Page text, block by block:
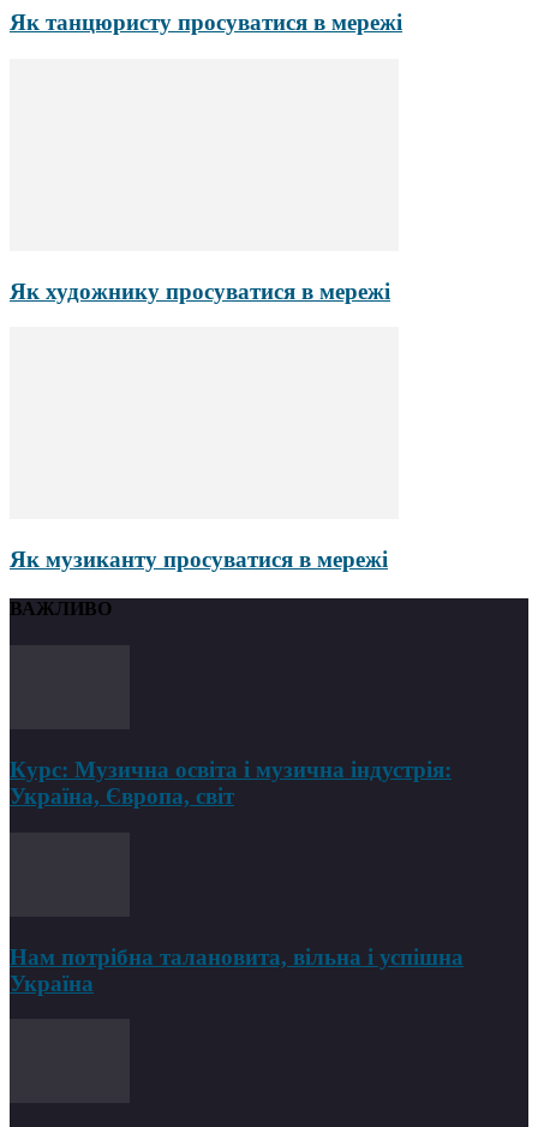
Як танцюристу просуватися в мережі
Як художнику просуватися в мережі
Як музиканту просуватися в мережі
ВАЖЛИВО
Курс: Музична освіта і музична індустрія:
Україна, Європа, світ
Нам потрібна талановита, вільна і успішна
Україна